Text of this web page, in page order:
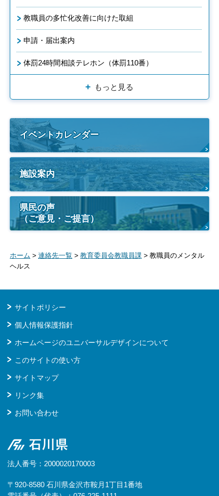
教職員の多忙化改善に向けた取組
申請・届出案内
体罰24時間相談テレホン（体罰110番）
もっと見る
イベントカレンダー
施設案内
県民の声
（ご意見・ご提言）
ホーム > 連絡先一覧 > 教育委員会教職員課 > 教職員のメンタル
ヘルス
サイトポリシー
個人情報保護指針
ホームページのユニバーサルデザインについて
このサイトの使い方
サイトマップ
リンク集
お問い合わせ
石川県
法人番号：2000020170003
〒920-8580 石川県金沢市鞍月1丁目1番地